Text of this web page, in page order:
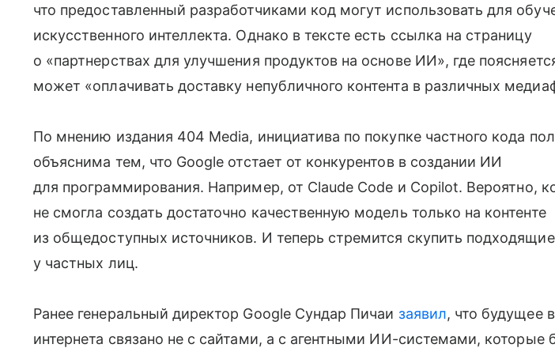
что предоставленный разработчиками код могут использовать для
искусственного интеллекта. Однако в тексте есть ссылка на страницу
о «партнерствах для улучшения продуктов на основе ИИ», где
может «оплачивать доставку непубличного контента в различных
По мнению издания 404 Media, инициатива по покупке частного кода
объяснима тем, что Google отстает от конкурентов в создании ИИ
для программирования. Например, от Claude Code и Copilot. Вероятно,
не смогла создать достаточно качественную модель только на контенте
из общедоступных источников. И теперь стремится скупить
у частных лиц.
Ранее генеральный директор Google Сундар Пичаи заявил, что будущее
интернета связано не с сайтами, а с агентными ИИ-системами, которые